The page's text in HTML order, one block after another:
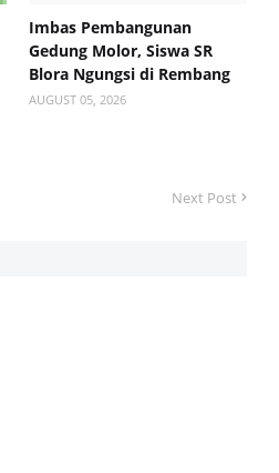
Imbas Pembangunan
Gedung Molor, Siswa SR
Blora Ngungsi di Rembang
AUGUST 05, 2026
Next Post